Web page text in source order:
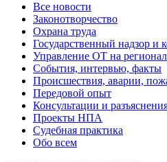
Все новости
Законотворчество
Охрана труда
Государственный надзор и
Управление ОТ на
События, интервью, факты
Происшествия, аварии,
Передовой опыт
Консультации и
Проекты НПА
Судебная практика
Обо всем